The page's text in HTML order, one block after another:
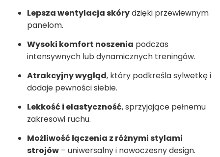
Lepsza wentylacja skórydzięki przewiewnym
panelom.
Wysoki komfort noszenia podczas
intensywnych lub dynamicznych treningów.
Atrakcyjny wygląd, który podkreśla sylwetkę i
dodaje pewności siebie.
Lekkość i elastyczność, sprzyjające pełnemu
zakresowi ruchu.
Możliwość łączenia z różnymi stylami
strojów – uniwersalny i nowoczesny design.